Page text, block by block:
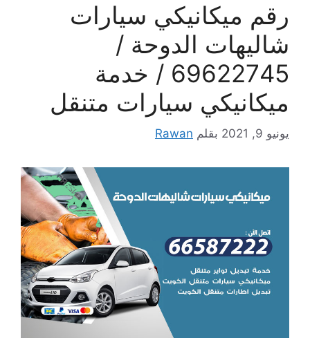
رقم ميكانيكي سيارات
شاليهات الدوحة /
69622745 / خدمة
ميكانيكي سيارات متنقل
يونيو 9, 2021 بقلم Rawan